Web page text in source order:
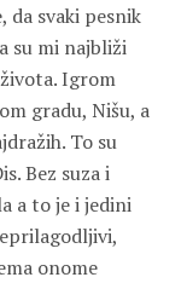
da svaki pesnik
su mi najbliži
Igrom
gradu, Nišu, a
To su
Bez suza i
a to je i jedini
onome